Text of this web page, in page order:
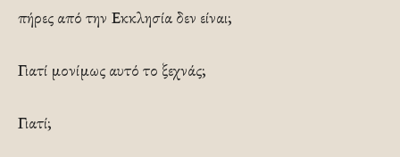
πήρες από την Εκκλη­σία δεν είναι;
Γιατί μονίμως αυτό το ξεχνάς;
Γιατί;